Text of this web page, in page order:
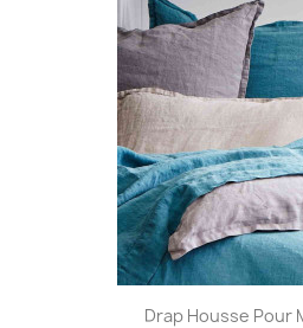
Drap Housse Pour